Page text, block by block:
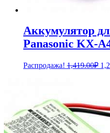
Аккумулятор
Panasonic KX-
Распродажа! 1,419.00₽